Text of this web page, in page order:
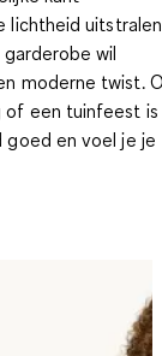
lichtheid
wil
moderne twist.
of een tuinfeest is
en voel je je